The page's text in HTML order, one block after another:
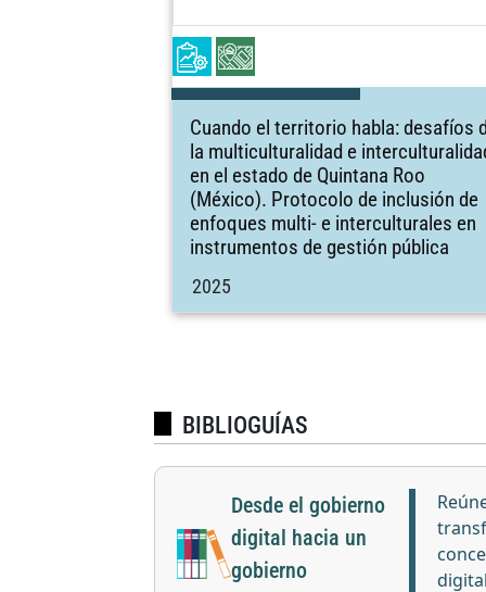
Cuando el territorio habla: desafíos
la multiculturalidad e
en el estado de Quintana Roo
(México). Protocolo de inclusión de
enfoques multi- e interculturales en
instrumentos de gestión pública
2025
BIBLIOGUÍAS
Desde el gobierno
digital hacia un
gobierno